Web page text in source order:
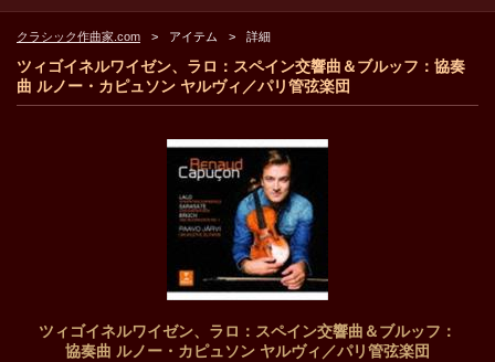
クラシック作曲家.com アイテム 詳細
ツィゴイネルワイゼン、ラロ：スペイン交響曲＆ブルッフ：協奏
曲 ルノー・カピュソン ヤルヴィ／パリ管弦楽団
ツィゴイネルワイゼン、ラロ：スペイン交響曲＆ブルッフ：
協奏曲 ルノー・カピュソン ヤルヴィ／パリ管弦楽団